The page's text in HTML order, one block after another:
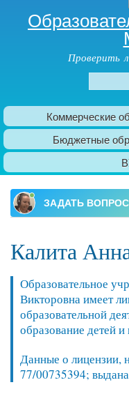
Проверить
Главное меню
Коммерческие
Бюджетные
Калита
Образовательное
Викторовна имеет
образовательной
образование детей и
Данные о лицензии,
77/00735394;